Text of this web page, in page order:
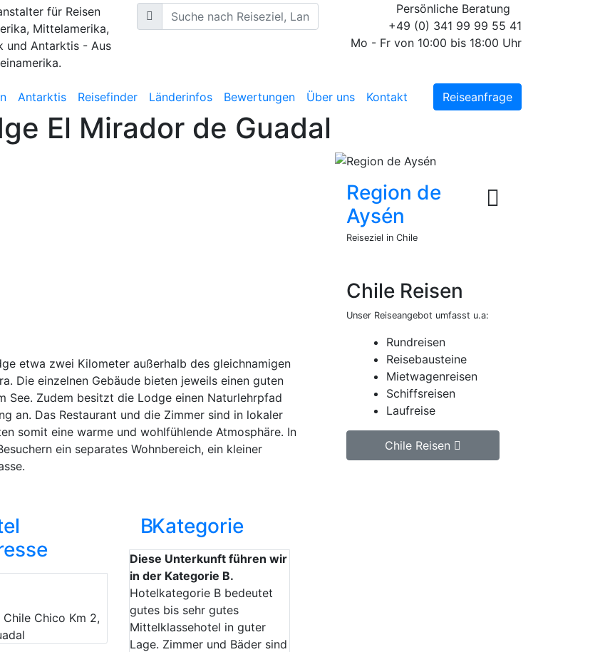
für Reisen
Mittelamerika,
und Antarktis - Aus
Persönliche Beratung
+49 (0) 341 99 99 55 41
Mo - Fr von 10:00 bis 18:00 Uhr
Antarktis Reisefinder Länderinfos Bewertungen Über uns Kontakt Reiseanfrage
El Mirador de Guadal
etwa zwei Kilometer außerhalb des gleichnamigen
Die einzelnen Gebäude bieten jeweils einen guten
See. Zudem besitzt die Lodge einen Naturlehrpfad
an. Das Restaurant und die Zimmer sind in lokaler
somit eine warme und wohlfühlende Atmosphäre. In
ein separates Wohnbereich, ein kleiner
Chile Chico Km 2,
BKategorie
Diese Unterkunft führen wir
in der Kategorie B.
Hotelkategorie B bedeutet
gutes bis sehr gutes
Mittelklassehotel in guter
Lage. Zimmer und Bäder sind
Region de
Aysén
Reiseziel in Chile
Chile Reisen
Unser Reiseangebot umfasst u.a:
Rundreisen
Reisebausteine
Mietwagenreisen
Schiffsreisen
Laufreise
Chile Reisen